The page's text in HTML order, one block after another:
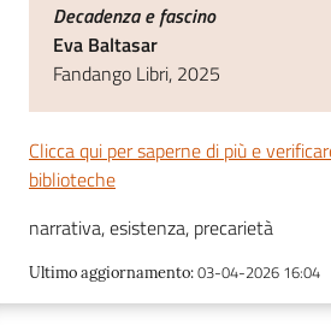
Decadenza e fascino
Eva Baltasar
Fandango Libri, 2025
Clicca qui per saperne di più e
biblioteche
narrativa, esistenza, precarietà
Ultimo aggiornamento:03-04-2026 16:04